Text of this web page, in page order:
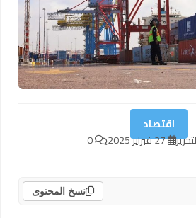
اقتصاد
27 فبراير 2025 0
نسخ المحتوى